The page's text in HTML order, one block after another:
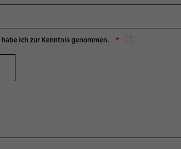
habe ich zur Kenntnis genommen.